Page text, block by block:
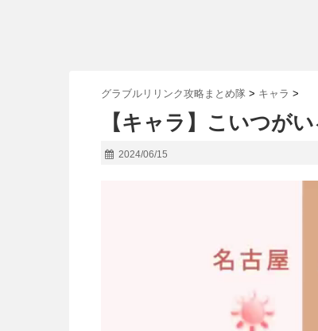
グラブルリリンク攻略まとめ隊 > キャラ >
【キャラ】こいつが
2024/06/15